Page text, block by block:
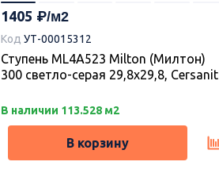
1405
Код УТ-00015312
Ступень ML4A523 Milton (Милтон)
300 светло-серая 29,8х29,8, Cersanit
В наличии 113.528 м2
В корзину